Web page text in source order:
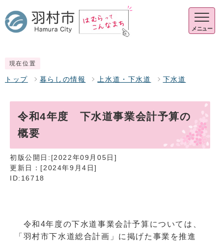
メニュー
現在位置
トップ 暮らしの情報 上水道・下水道 下水道
令和4年度 下水道事業会計予算の
概要
初版公開日:[2022年09月05日]
更新日：[2024年9月4日]
ID:16718
令和4年度の下水道事業会計予算については、
「羽村市下水道総合計画」に掲げた事業を推進